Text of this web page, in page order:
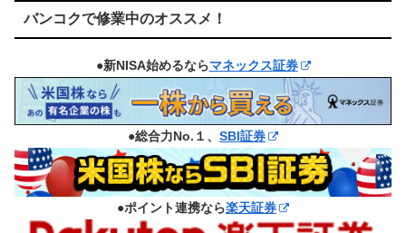
バンコクで修業中のオススメ！
●新NISA始めるならマネックス証券
●総合力No.１、 SBI証券
●ポイント連携なら楽天証券